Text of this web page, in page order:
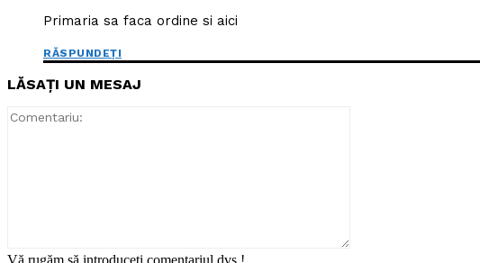
Primaria sa faca ordine si aici
RĂSPUNDEȚI
LĂSAȚI UN MESAJ
Vă rugăm să introduceți comentariul dvs.!